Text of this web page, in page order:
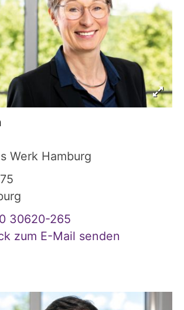
Werk Hamburg
30620-265
zum E-Mail senden